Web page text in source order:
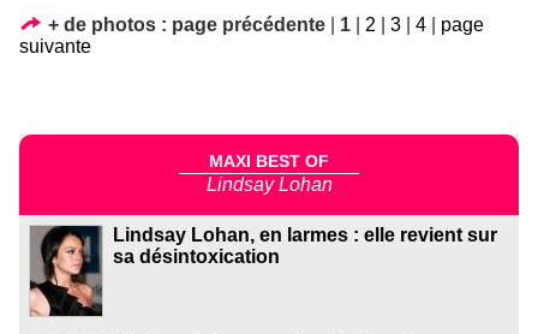
+ de photos : page précédente 1 2 3 4
page
suivante
MAXI BEST OF
Lindsay Lohan
Lindsay Lohan, en larmes : elle revient sur
sa désintoxication